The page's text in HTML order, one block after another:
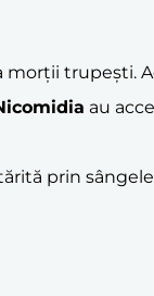
morții trupești.
au
prin sângele